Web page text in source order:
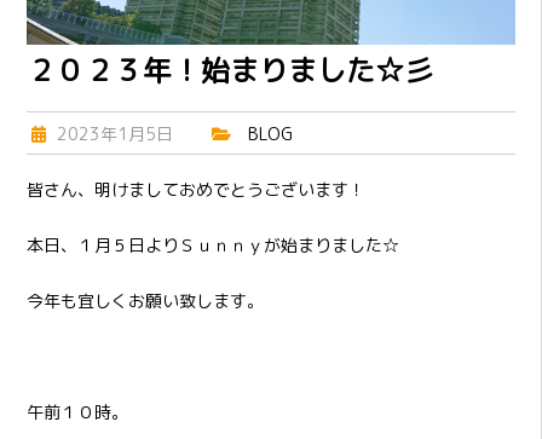
２０２３年！始まりました☆彡
2023年1月5日 BLOG
皆さん、明けましておめでとうございます！
本日、１月５日よりＳｕｎｎｙが始まりました☆
今年も宜しくお願い致します。
午前１０時。